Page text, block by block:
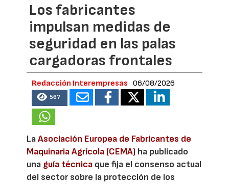
Los fabricantes
impulsan medidas de
seguridad en las palas
cargadoras frontales
Redacción Interempresas 06/08/2026
567
LaAsociación Europea de Fabricantes de
Maquinaria Agrícola (CEMA) ha publicado
una guía técnica que fija el consenso actual
del sector sobre la protección de los